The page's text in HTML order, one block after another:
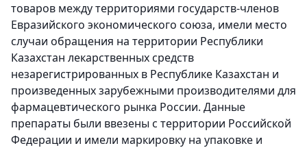
товаров между территориями государств-членов
Евразийского экономического союза, имели место
случаи обращения на территории Республики
Казахстан лекарственных средств
незарегистрированных в Республике Казахстан и
произведенных зарубежными производителями для
фармацевтического рынка России. Данные
препараты были ввезены с территории Российской
Федерации и имели маркировку на упаковке и